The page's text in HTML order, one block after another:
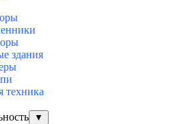
здания
техника
▼